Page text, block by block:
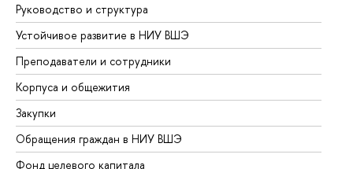
Руководство и структура
Устойчивое развитие в НИУ ВШЭ
Преподаватели и сотрудники
Корпуса и общежития
Закупки
Обращения граждан в НИУ ВШЭ
Фонд целевого капитала